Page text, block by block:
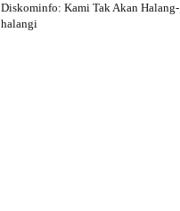
Diskominfo: Kami Tak Akan Halang-
halangi